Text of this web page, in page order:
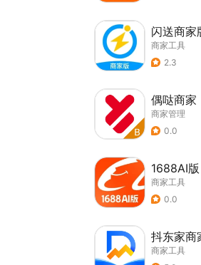
闪送商家
商家工具
2.3
偶哒商家
商家管理
0.0
1688AI版
商家工具
0.0
抖东家商
商家工具